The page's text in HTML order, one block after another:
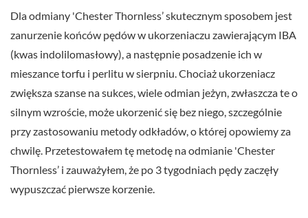
Dla odmiany 'Chester Thornless’ skutecznym sposobem jest
zanurzenie końców pędów w ukorzeniaczu zawierającym IBA
(kwas indolilomasłowy), a następnie posadzenie ich w
mieszance torfu i perlitu w sierpniu. Chociaż ukorzeniacz
zwiększa szanse na sukces, wiele odmian jeżyn, zwłaszcza te o
silnym wzroście, może ukorzenić się bez niego, szczególnie
przy zastosowaniu metody odkładów, o której opowiemy za
chwilę. Przetestowałem tę metodę na odmianie 'Chester
Thornless’ i zauważyłem, że po 3 tygodniach pędy zaczęły
wypuszczać pierwsze korzenie.